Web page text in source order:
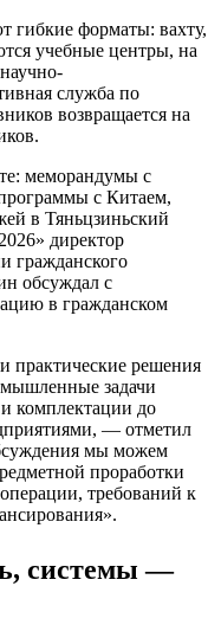
гибкие форматы: вахту,
учебные центры, на
служба по
возвращается на
меморандумы с
с Китаем,
в Тяньцзиньский
директор
гражданского
обсуждал с
в гражданском
практические решения
задачи
комплектации до
— отметил
мы можем
проработки
требований к
системы —